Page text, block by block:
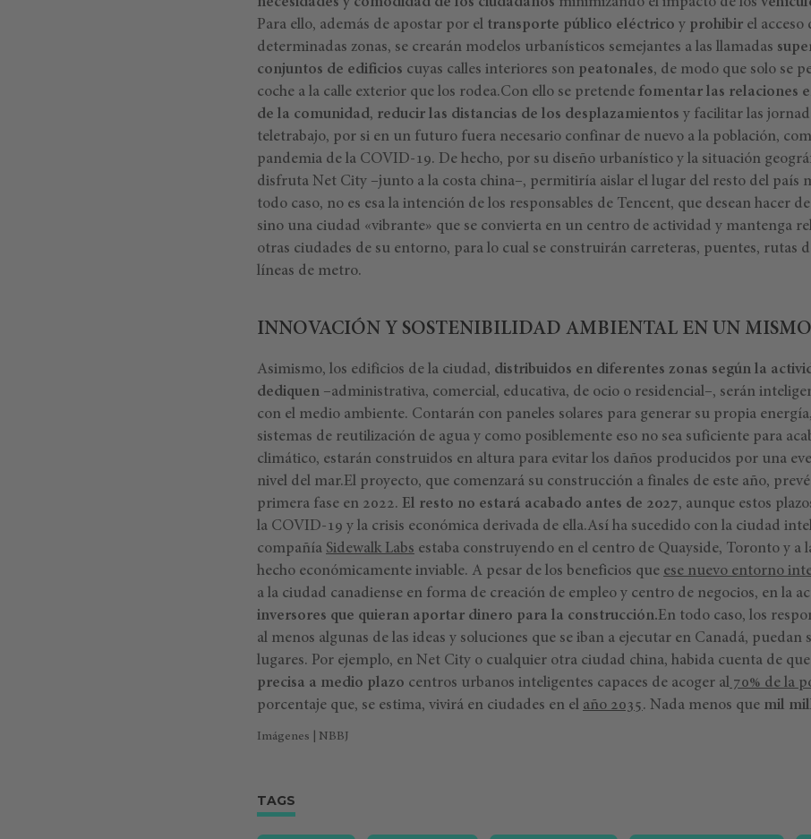
Para ello, además de apostar por el transporte público eléctrico y prohibir el acceso
determinadas zonas, se crearán modelos urbanísticos semejantes a las llamadas
conjuntos de edificios cuyas calles interiores son peatonales, de modo que solo se
coche a la calle exterior que los rodea.Con ello se pretende fomentar las relaciones
de la comunidad, reducir las distancias de los desplazamientos y facilitar las
teletrabajo, por si en un futuro fuera necesario confinar de nuevo a la población,
pandemia de la COVID-19. De hecho, por su diseño urbanístico y la situación
disfruta Net City –junto a la costa china–, permitiría aislar el lugar del resto del país
todo caso, no es esa la intención de los responsables de Tencent, que desean hacer
sino una ciudad «vibrante» que se convierta en un centro de actividad y mantenga
otras ciudades de su entorno, para lo cual se construirán carreteras, puentes, rutas
líneas de metro.
INNOVACIÓN Y SOSTENIBILIDAD AMBIENTAL EN UN
Asimismo, los edificios de la ciudad, distribuidos en diferentes zonas según la
dediquen –administrativa, comercial, educativa, de ocio o residencial–, serán
con el medio ambiente. Contarán con paneles solares para generar su propia
sistemas de reutilización de agua y como posiblemente eso no sea suficiente para
climático, estarán construidos en altura para evitar los daños producidos por una
nivel del mar.El proyecto, que comenzará su construcción a finales de este año,
primera fase en 2022. El resto no estará acabado antes de 2027, aunque estos
la COVID-19 y la crisis económica derivada de ella.Así ha sucedido con la ciudad
compañía Sidewalk Labs estaba construyendo en el centro de Quayside, Toronto y a
hecho económicamente inviable. A pesar de los beneficios que ese nuevo entorno
a la ciudad canadiense en forma de creación de empleo y centro de negocios, en la
inversores que quieran aportar dinero para la construcción.En todo caso, los
al menos algunas de las ideas y soluciones que se iban a ejecutar en Canadá, puedan
lugares. Por ejemplo, en Net City o cualquier otra ciudad china, habida cuenta de que
precisa a medio plazo centros urbanos inteligentes capaces de acoger al 70% de la
porcentaje que, se estima, vivirá en ciudades en el año 2035. Nada menos que mil
Imágenes | NBBJ
TAGS